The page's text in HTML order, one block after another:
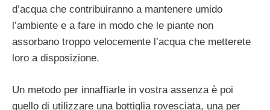
d’acqua che contribuiranno a mantenere umido
l’ambiente e a fare in modo che le piante non
assorbano troppo velocemente l’acqua che metterete
loro a disposizione.
Un metodo per innaffiarle in vostra assenza è poi
quello di utilizzare una bottiglia rovesciata, una per